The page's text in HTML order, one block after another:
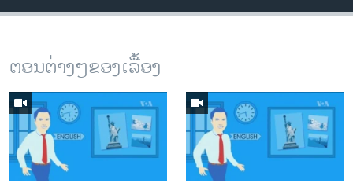
ລາຍງານ
ພາສາຕ່າງໆ
ຕອນຕ່າງໆຂອງເລື້ອງ